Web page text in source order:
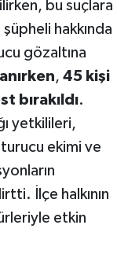
bu suçlara
hakkında
gözaltına
, 45 kişi
bırakıldı.
yetkilileri,
ekimi ve
İlçe halkının
etkin